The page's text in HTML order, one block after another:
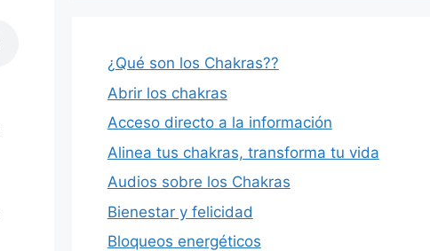
¿Qué son los Chakras??
Abrir los chakras
Acceso directo a la información
Alinea tus chakras, transforma tu vida
Audios sobre los Chakras
Bienestar y felicidad
Bloqueos energéticos